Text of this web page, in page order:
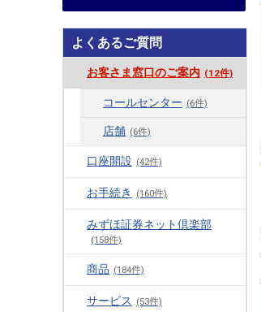
よくあるご質問
お客さま窓口のご案内 (12件)
コールセンター (6件)
店舗 (6件)
口座開設 (42件)
お手続き (160件)
みずほ証券ネット倶楽部
(158件)
商品 (184件)
サービス (53件)